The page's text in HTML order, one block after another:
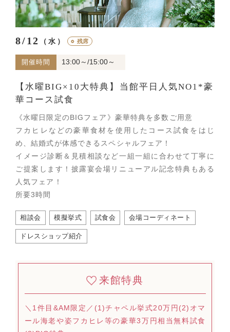
8/12 （水） ○ 残席
開催時間 13:00～/15:00～
【水曜BIG×10大特典】当館平日人気NO1*豪
華コース試食
《水曜日限定のBIGフェア》豪華特典を多数ご用意
フカヒレなどの豪華食材を使用したコース試食をはじ
め、結婚式が体感できるスペシャルフェア！
イメージ診断＆見積相談など一組一組に合わせて丁寧に
ご提案します！披露宴会場リニューアル記念特典もある
人気フェア！
所要3時間
相談会 模擬挙式 試食会 会場コーディネート
ドレスショップ紹介
来館特典
＼1件目&AM限定／(1)チャペル挙式20万円(2)オマ
ール海老や姿フカヒレ等の豪華3万円相当無料試食